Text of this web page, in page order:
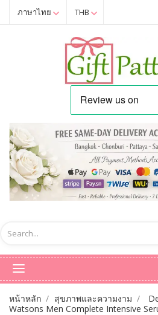
ภาษาไทย THB
หน้าหลัก สุขภาพและความงาม
Watsons Men Complete Intensive